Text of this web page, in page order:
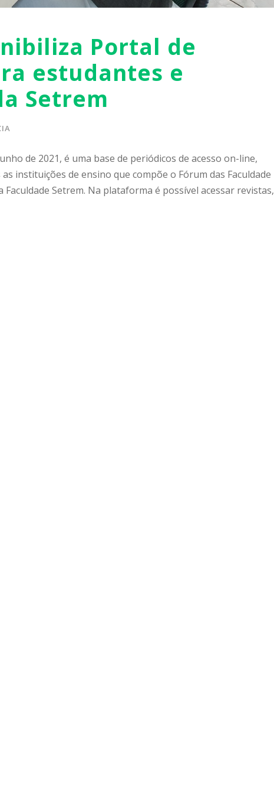
Portal de
estudantes e
Setrem
de 2021, é uma base de periódicos de acesso on-line,
instituições de ensino que compõe o Fórum das Faculdade
Setrem. Na plataforma é possível acessar revistas,